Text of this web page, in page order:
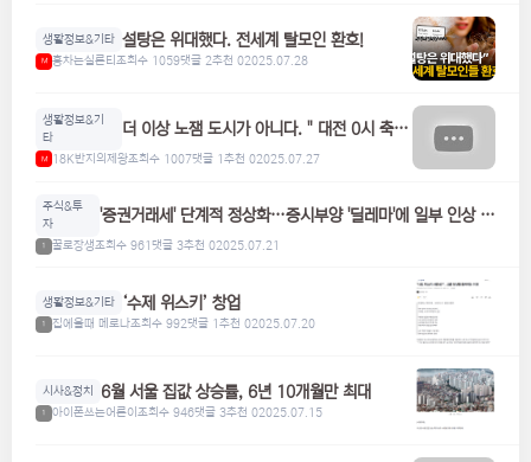
생활정보&기타 설탕은 위대했다. 전세계 탈모인 환호!
M 홍차는실론티조회수 1059댓글 2추천 02025.07.28
생활정보&기
타
더 이상 노잼 도시가 아니다. " 대전 0시 축
M 18K반지의제왕조회수 1007댓글 1추천 02025.07.27
주식&투
자
'증권거래세' 단계적 정상화…증시부양 '딜레마'에 일부 인상 검
토
1 꿀로장생조회수 961 댓글 3추천 02025.07.21
생활정보&기타 ‘수제 위스키’ 창업
1 집에올때 메로나조회수 992댓글 1 추천 02025.07.20
시사&정치 6월 서울 집값 상승률, 6년 10개월만 최대
1 아이폰쓰는어른이 조회수 946댓글 3추천 02025.07.15